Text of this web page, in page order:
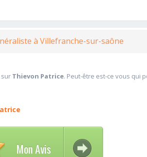
à Villefranche-sur-saône
Thievon Patrice. Peut-être est-ce vous qui
Mon Avis